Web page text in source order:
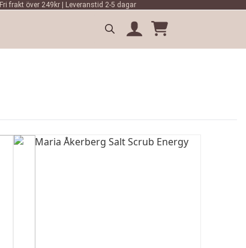
Fri frakt över 249kr | Leveranstid 2-5 dagar
Search